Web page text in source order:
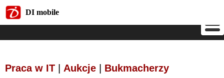
DI mobile
Praca w IT Aukcje
Bukmacherzy
DI mobile